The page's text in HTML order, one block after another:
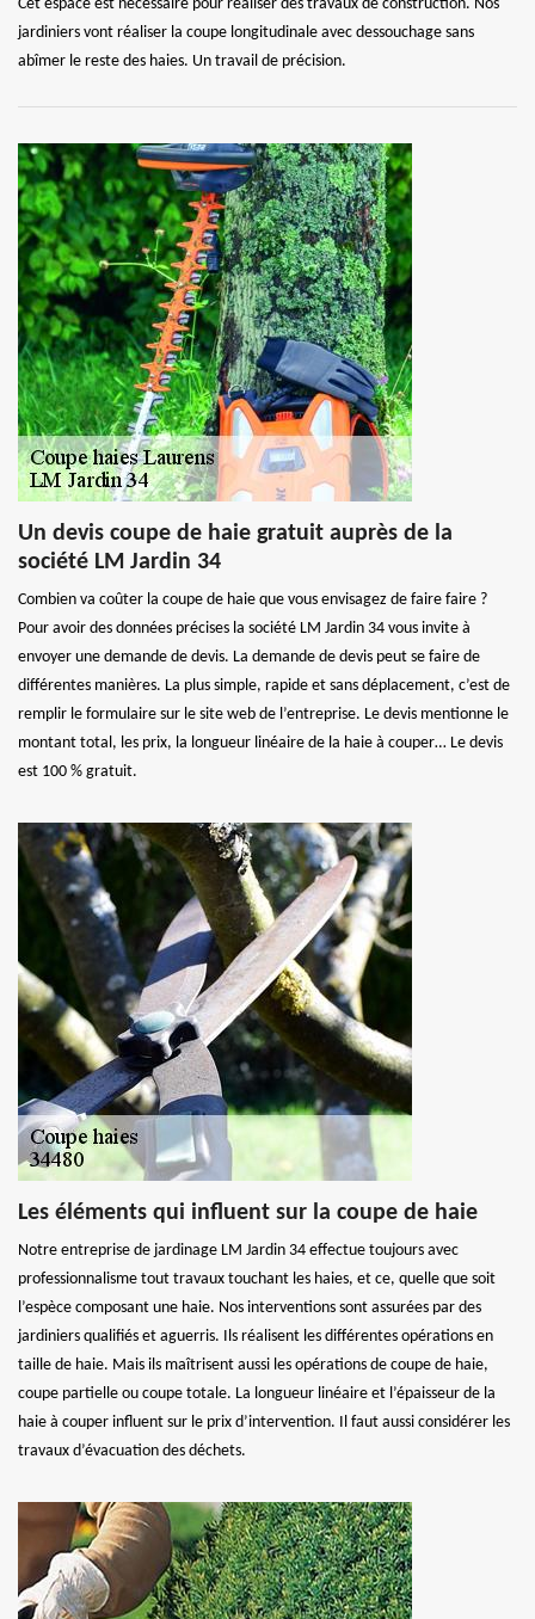
Cet espace est nécessaire pour réaliser des travaux de construction. Nos
jardiniers vont réaliser la coupe longitudinale avec dessouchage sans
abîmer le reste des haies. Un travail de précision.
Un devis coupe de haie gratuit auprès de la
société LM Jardin 34
Combien va coûter la coupe de haie que vous envisagez de faire faire ?
Pour avoir des données précises la société LM Jardin 34 vous invite à
envoyer une demande de devis. La demande de devis peut se faire de
différentes manières. La plus simple, rapide et sans déplacement, c’est de
remplir le formulaire sur le site web de l’entreprise. Le devis mentionne le
montant total, les prix, la longueur linéaire de la haie à couper… Le devis
est 100 % gratuit.
Les éléments qui influent sur la coupe de haie
Notre entreprise de jardinage LM Jardin 34 effectue toujours avec
professionnalisme tout travaux touchant les haies, et ce, quelle que soit
l’espèce composant une haie. Nos interventions sont assurées par des
jardiniers qualifiés et aguerris. Ils réalisent les différentes opérations en
taille de haie. Mais ils maîtrisent aussi les opérations de coupe de haie,
coupe partielle ou coupe totale. La longueur linéaire et l’épaisseur de la
haie à couper influent sur le prix d’intervention. Il faut aussi considérer les
travaux d’évacuation des déchets.